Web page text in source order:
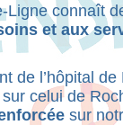
Ligne connaît
et aux
de l’hôpital
celui de
sur